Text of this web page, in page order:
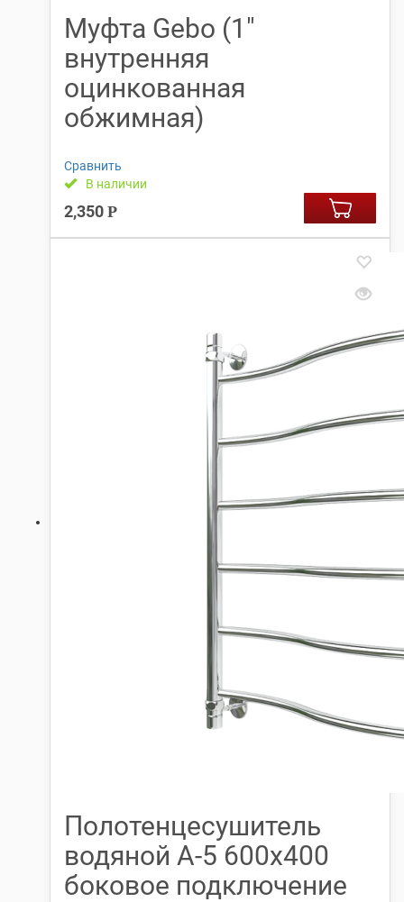
Муфта Gebo (1″
внутренняя
оцинкованная
обжимная)
Сравнить
В наличии
2,350 Р
Полотенцесушитель
водяной А-5 600х400
боковое подключение